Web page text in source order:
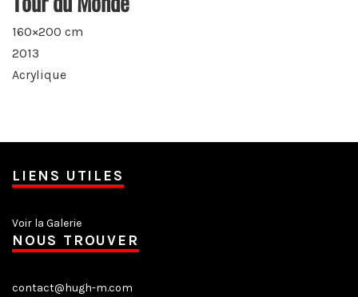
160×200 cm
2013
Acrylique
LIENS UTILES
Voir la Galerie
NOUS TROUVER
contact@hugh-m.com